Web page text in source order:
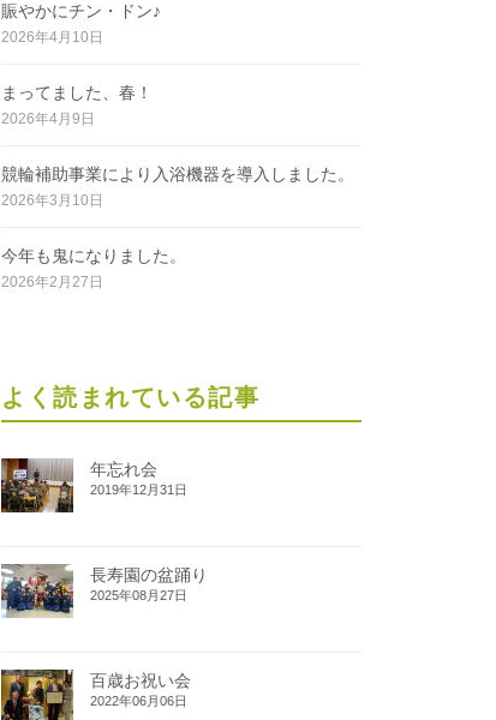
賑やかにチン・ドン♪
2026年4月10日
まってました、春！
2026年4月9日
競輪補助事業により入浴機器を導入しました。
2026年3月10日
今年も鬼になりました。
2026年2月27日
よく読まれている記事
年忘れ会
2019年12月31日
長寿園の盆踊り
2025年08月27日
百歳お祝い会
2022年06月06日